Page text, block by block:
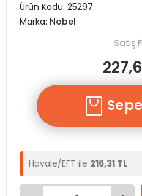
Ürün Kodu: 25297
Marka: Nobel
Satış
Havale/EFT ile 216,31 TL